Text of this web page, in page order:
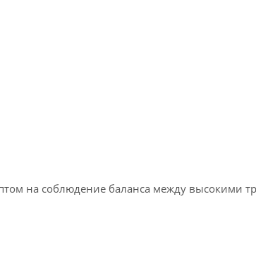
на соблюдение баланса между высокими